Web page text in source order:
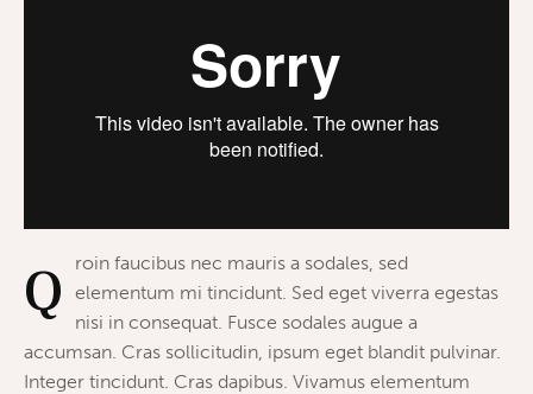
Q
roin faucibus nec mauris a sodales, sed
elementum mi tincidunt. Sed eget viverra egestas
nisi in consequat. Fusce sodales augue a
accumsan. Cras sollicitudin, ipsum eget blandit pulvinar.
Integer tincidunt. Cras dapibus. Vivamus elementum